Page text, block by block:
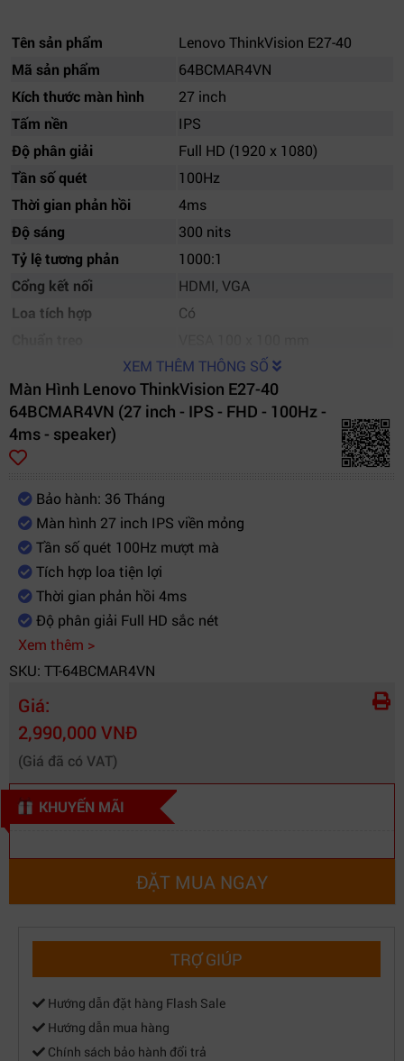
Tên sản phẩm
Lenovo ThinkVision E27-40
Mã sản phẩm
64BCMAR4VN
Kích thước màn hình
27 inch
Tấm nền
IPS
Độ phân giải
Full HD (1920 x 1080)
Tần số quét
100Hz
Thời gian phản hồi
4ms
Độ sáng
300 nits
Tỷ lệ tương phản
1000:1
Cổng kết nối
HDMI, VGA
Loa tích hợp
Có
XEM THÊM THÔNG SỐ
Màn Hình Lenovo ThinkVision E27-40
64BCMAR4VN (27 inch - IPS - FHD - 100Hz -
4ms - speaker)
Bảo hành: 36 Tháng
Màn hình 27 inch IPS viền mỏng
Tần số quét 100Hz mượt mà
Tích hợp loa tiện lợi
Thời gian phản hồi 4ms
Độ phân giải Full HD sắc nét
Xem thêm >
SKU: TT-64BCMAR4VN
Giá:
2,990,000 VNĐ
(Giá đã có VAT)
KHUYẾN MÃI
ĐẶT MUA NGAY
TRỢ GIÚP
Hướng dẫn đặt hàng Flash Sale
Hướng dẫn mua hàng
Chính sách bảo hành đổi trả